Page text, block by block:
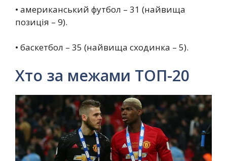
• американський футбол – 31 (найвища
позиція – 9).
• баскетбол – 35 (найвища сходинка – 5).
Хто за межами ТОП-20